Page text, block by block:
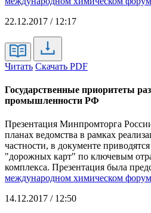
22.12.2017 / 12:17
Читать Скачать PDF
Государственные приоритеты
промышленности РФ
Презентация Минпромторга
планах ведомства в рамках
частности, в документе
"дорожных карт" по ключевым
комплекса. Презентация была
международном химическом
14.12.2017 / 12:50